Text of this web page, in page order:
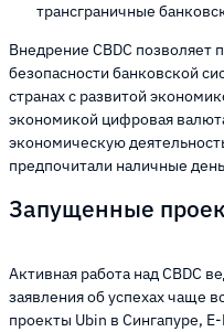
трансграничные
Внедрение CBDC позволяет
безопасности банковской
странах с развитой
экономикой цифровая
экономическую
предпочитали наличные
Запущенные
Активная работа над CBDC
заявления об успехах чаще
проекты Ubin в Сингапуре,